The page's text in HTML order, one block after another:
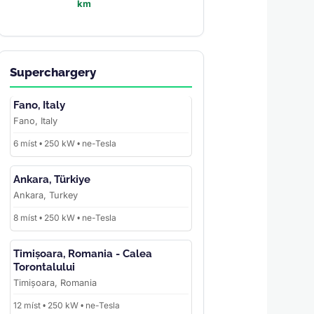
km
Superchargery
Fano, Italy
Fano, Italy
6 míst • 250 kW • ne-Tesla
Ankara, Türkiye
Ankara, Turkey
8 míst • 250 kW • ne-Tesla
Timișoara, Romania - Calea
Torontalului
Timișoara, Romania
12 míst • 250 kW • ne-Tesla